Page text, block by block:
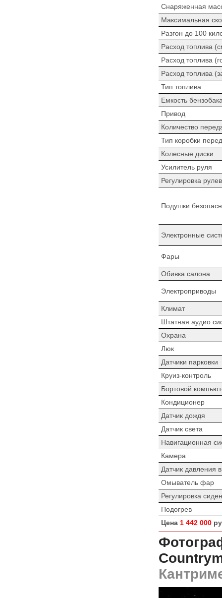
Снаряженная
Максимальная
Разгон до 100
Расход топлива
Расход топлива
Расход топлива
Тип топлива
Емкость
Привод
Количество
Тип коробки
Колесные диски
Усилитель руля
Регулировка
Подушки
Электронные
Фары
Обивка салона
Электроприводы
Климат
Штатная аудио
Охрана
Люк
Датчики парковки
Круиз-контроль
Бортовой
Кондиционер
Датчик дождя
Датчик света
Навигационная
Камера
Датчик давления
Омыватель фар
Регулировка
Подогрев
Цена 1 442 000